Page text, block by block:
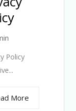
Policy
More